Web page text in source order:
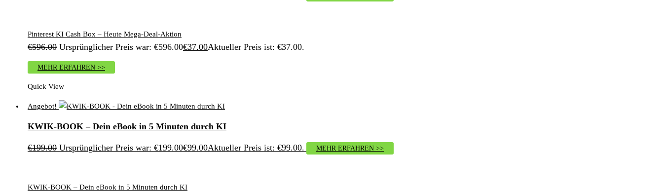
Pinterest KI Cash Box – Heute Mega-Deal-Aktion
€596.00 Ursprünglicher Preis war: €596.00€37.00Aktueller Preis ist: €37.00.
MEHR ERFAHREN >>
Quick View
Angebot!
KWIK-BOOK – Dein eBook in 5 Minuten durch KI
€199.00 Ursprünglicher Preis war: €199.00€99.00Aktueller Preis ist: €99.00. MEHR ERFAHREN >>
KWIK-BOOK – Dein eBook in 5 Minuten durch KI